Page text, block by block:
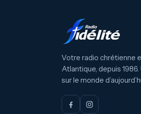
Votre radio chrétienne
Atlantique, depuis
sur le monde